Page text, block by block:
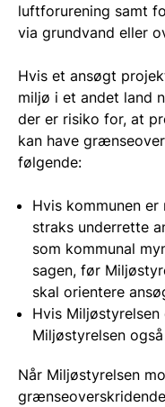
luftforurening samt
via grundvand eller
Hvis et ansøgt
miljø i et andet land
der er risiko for, at
kan have
følgende:
Hvis kommunen
straks underrette
som kommunal
sagen, før
skal orientere
Hvis
Miljøstyrelsen
Når Miljøstyrelsen